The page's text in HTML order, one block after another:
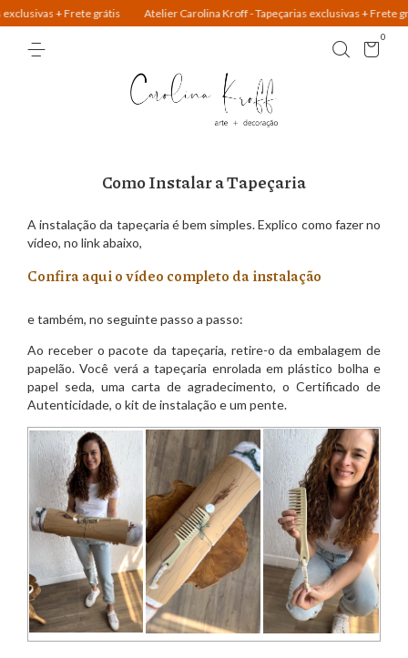
+ Frete grátis Atelier Carolina Kroff - Tapeçarias exclusivas + Frete grátis
0
Como Instalar a Tapeçaria
A instalação da tapeçaria é bem simples. Explico como fazer no
vídeo, no link abaixo,
Confira aqui o vídeo completo da instalação
e também, no seguinte passo a passo:
Ao receber o pacote da tapeçaria, retire-o da embalagem de
papelão. Você verá a tapeçaria enrolada em plástico bolha e
papel seda, uma carta de agradecimento, o Certificado de
Autenticidade, o kit de instalação e um pente.